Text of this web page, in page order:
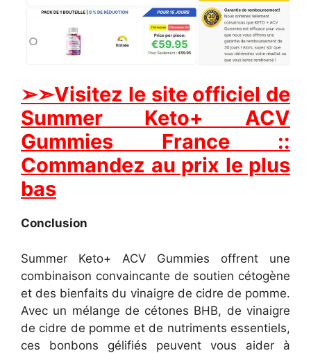
➢➣Visitez le site officiel de
Summer Keto+ ACV
Gummies France ::
Commandez au prix le plus
bas
Conclusion
Summer Keto+ ACV Gummies offrent une
combinaison convaincante de soutien cétogène
et des bienfaits du vinaigre de cidre de pomme.
Avec un mélange de cétones BHB, de vinaigre
de cidre de pomme et de nutriments essentiels,
ces bonbons gélifiés peuvent vous aider à